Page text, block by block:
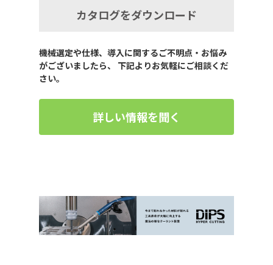
カタログをダウンロード
機械選定や仕様、導入に関するご不明点・お悩み
がございましたら、 下記よりお気軽にご相談くだ
さい。
詳しい情報を聞く